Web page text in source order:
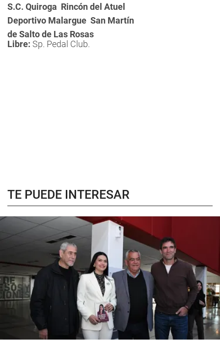
S.C. Quiroga  Rincón del Atuel
Deportivo Malargue  San Martín
de Salto de Las Rosas
Libre: Sp. Pedal Club.
TE PUEDE INTERESAR